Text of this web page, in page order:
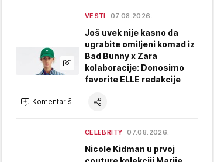
VESTI 07.08.2026.
Još uvek nije kasno da
ugrabite omiljeni komad iz
Bad Bunny x Zara
kolaboracije: Donosimo
favorite ELLE redakcije
Komentariši
CELEBRITY 07.08.2026.
Nicole Kidman u prvoj